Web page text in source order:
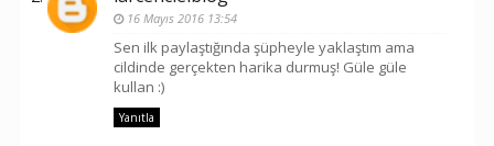
16 Mayıs 2016 13:54
Sen ilk paylaştığında şüpheyle yaklaştım ama
cildinde gerçekten harika durmuş! Güle güle
kullan :)
Yanıtla